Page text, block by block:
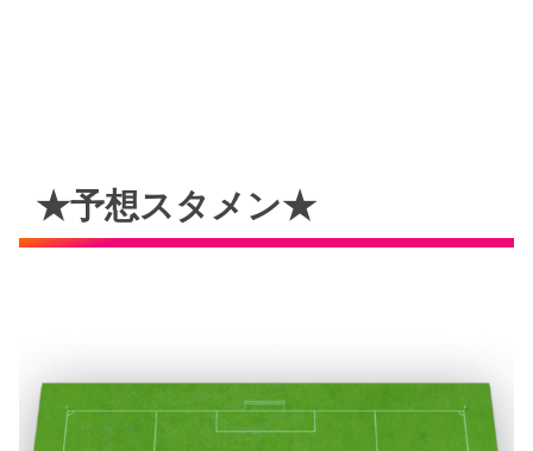
★予想スタメン★